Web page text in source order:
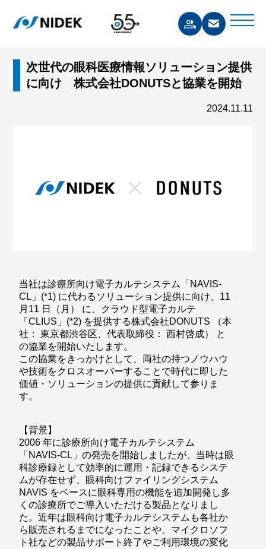
次世代の眼科医療情報ソリューション提供
に向け 株式会社DONUTSと協業を開始
2024.11.11
当社は診療所向け電子カルテシステム「NAVIS-
CL」(*1) に代わるソリューション提供に向け、11
月11 日（月） に、クラウド型電子カルテ
「CLIUS」(*2) を提供する株式会社DONUTS （本
社： 東京都渋谷区、代表取締役： 西村啓成） と
の協業を開始いたします。
この協業をきっかけとして、両社の持つノウハウ
や技術をクロスオーバーすることで時代に即した
価値・ソリューションの提供に貢献して参りま
す。
【背景】
2006 年に診療所向け電子カルテシステム
「NAVIS-CL」の発売を開始しましたが、当時は眼
科診療録として効率的に運用・記録できるシステ
ムが存在せず、眼科向けファイリングシステム
NAVIS をベースに眼科専用の機能を追加開発し多
くの診療所でご導入いただける製品となりまし
た。近年は眼科向け電子カルテシステムも各社か
ら販売されるまでになったことや、マイクロソフ
ト社などの製品サポート終了やご利用環境の変化